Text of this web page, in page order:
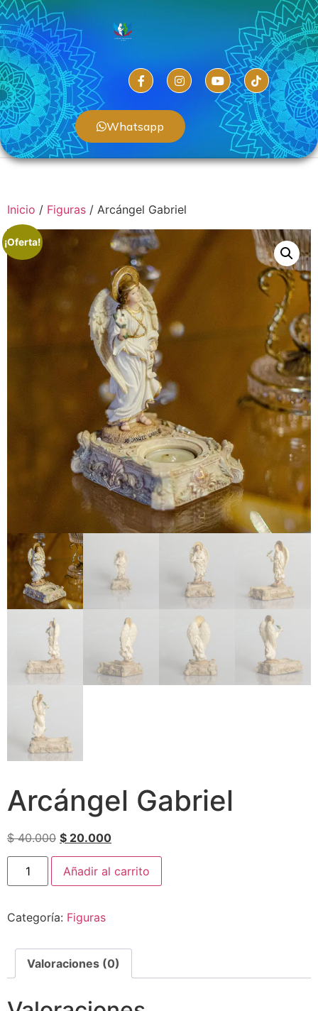
Whatsapp
Inicio / Figuras / Arcángel Gabriel
¡Oferta!
Arcángel Gabriel
$40.000 $ 20.000
Añadir al carrito
Categoría: Figuras
Valoraciones (0)